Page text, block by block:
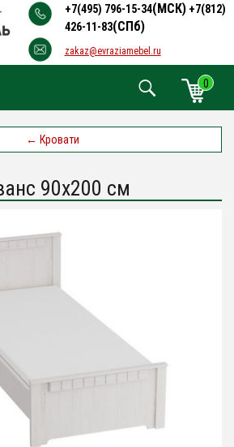
+7(495) 796-15-34(МСК) +7(812)
426-11-83(СПб)
zakaz@evraziamebel.ru
0
← Кровати
90х200 см